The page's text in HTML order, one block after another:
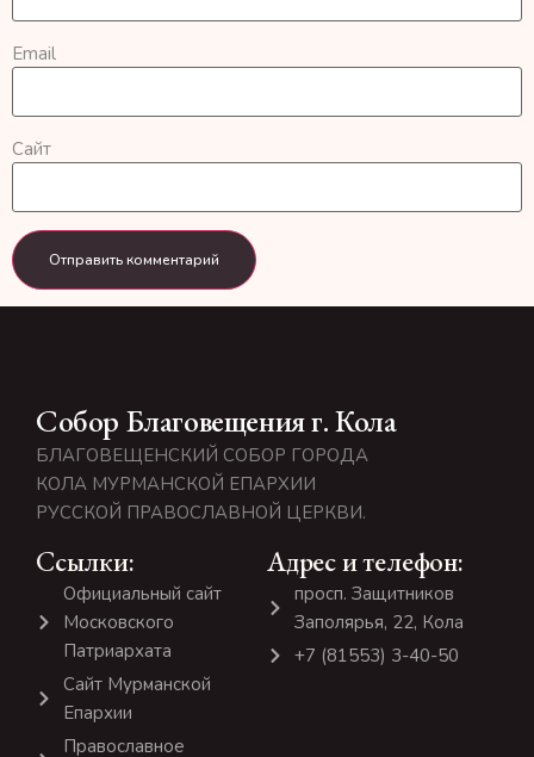
Email
Сайт
Собор Благовещения г. Кола
БЛАГОВЕЩЕНСКИЙ СОБОР ГОРОДА
КОЛА МУРМАНСКОЙ ЕПАРХИИ
РУССКОЙ ПРАВОСЛАВНОЙ ЦЕРКВИ.
Ссылки:
Официальный сайт
Московского
Патриархата
Сайт Мурманской
Епархии
Православное
Адрес и телефон:
просп. Защитников
Заполярья, 22, Кола
+7 (81553) 3-40-50